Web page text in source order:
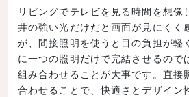
リビングでテレビを見る時間を想像
井の強い光だけだと画面が見にくく
が、間接照明を使うと目の負担が軽
に一つの照明だけで完結させるので
組み合わせることが大事です。直接
合わせることで、快適さとデザイン